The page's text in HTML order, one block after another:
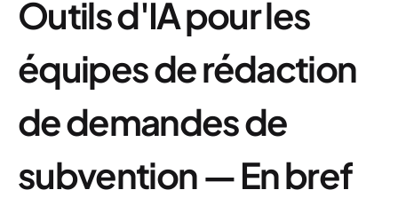
Outils d'IA pour les
équipes de rédaction
de demandes de
subvention — En bref